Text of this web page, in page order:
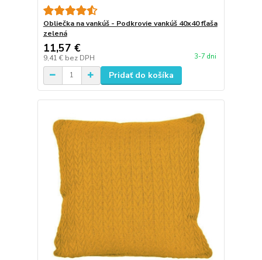
Obliečka na vankúš - Podkrovie vankúš 40x40 fľaša
zelená
11,57 €
9,41 € bez DPH 3-7 dni
Pridať do košíka